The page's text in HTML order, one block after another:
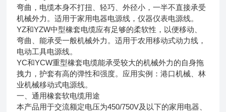
弯曲，电缆本身不打扭、轻巧、外径小，一半不直接承受
机械外力。适用于家用电器电源线，仪器仪表电源线。
YZ和YZW中型橡套电缆应有足够的柔软性，以便移动、
弯曲、能承受一般机械外力。适用于农用移动式动力线，
电动工具电源线。
YC和YCW重型橡套电缆能承受较大的机械外力的自身拖
拽力，护套有高的弹性和强度。应用实例：港口机械、林
业机械移动式电源线。
一、通用橡套软电缆用途
本产品用于交流额定电压为450/750V及以下的家用电器、